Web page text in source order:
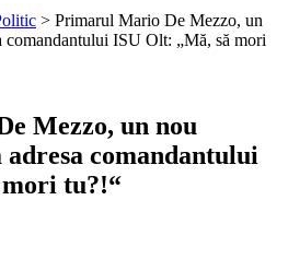
> Primarul Mario De Mezzo, un
comandantului ISU Olt: „Mă, să mori
Mezzo, un nou
comandantului
tu?!“